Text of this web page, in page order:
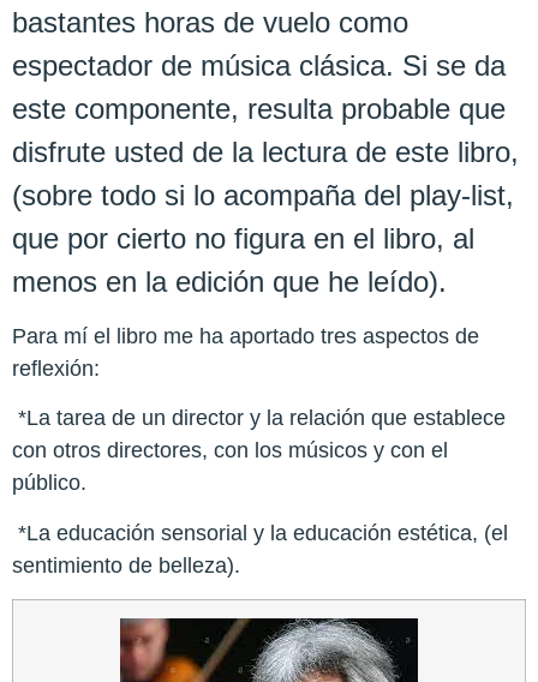
bastantes horas de vuelo como
espectador de música clásica. Si se da
este componente, resulta probable que
disfrute usted de la lectura de este libro,
(sobre todo si lo acompaña del play-list,
que por cierto no figura en el libro, al
menos en la edición que he leído).
Para mí el libro me ha aportado tres aspectos de
reflexión:
*La tarea de un director y la relación que establece
con otros directores, con los músicos y con el
público.
*La educación sensorial y la educación estética, (el
sentimiento de belleza).